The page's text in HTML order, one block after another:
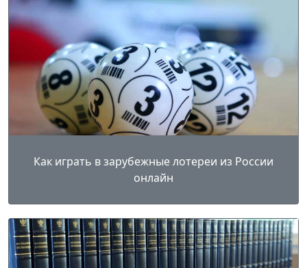
Как играть в зарубежные лотереи из России
онлайн